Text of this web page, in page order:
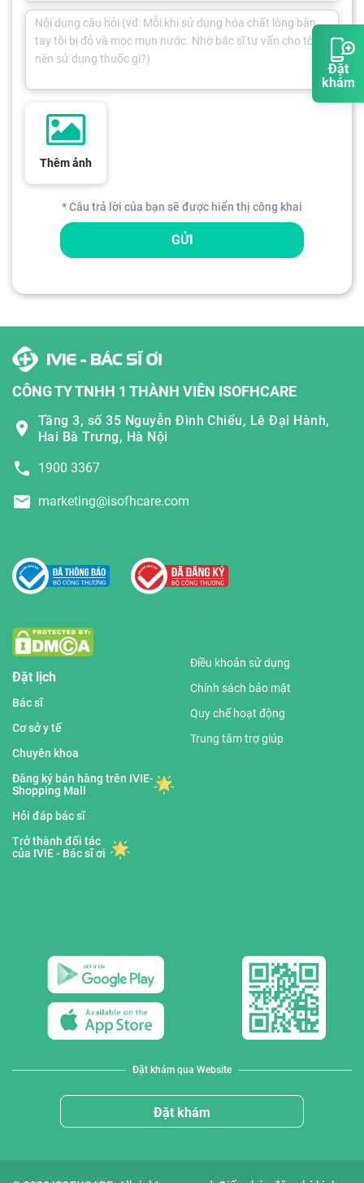
Đặt
khám
Thêm ảnh
* Câu trả lời của bạn sẽ được hiển thị công khai
GỬI
CÔNG TY TNHH 1 THÀNH VIÊN ISOFHCARE
Tầng 3, số 35 Nguyễn Đình Chiểu, Lê Đại Hành,
Hai Bà Trưng, Hà Nội
1900 3367
marketing@isofhcare.com
Đặt lịch
Bác sĩ
Cơ sở y tế
Chuyên khoa
Đăng ký bán hàng trên IVIE-
Shopping Mall
Hỏi đáp bác sĩ
Trở thành đối tác
của IVIE - Bác sĩ ơi
Điều khoản sử dụng
Chính sách bảo mật
Quy chế hoạt động
Trung tâm trợ giúp
Đặt khám qua Website
Đặt khám